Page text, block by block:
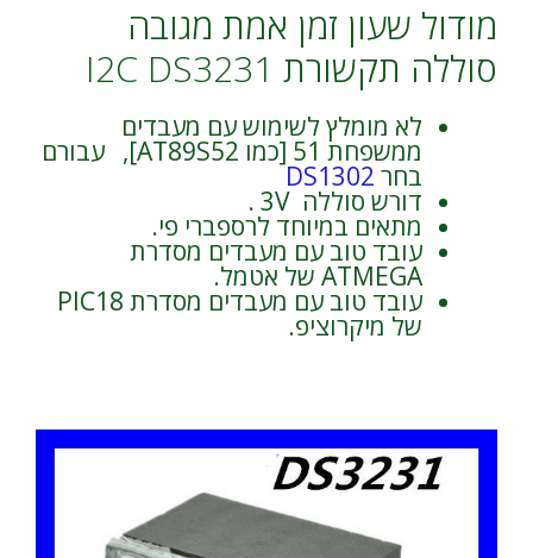
מודול שעון זמן אמת מגובה
סוללה תקשורת I2C DS3231
לא מומלץ לשימוש עם מעבדים
ממשפחת 51 [כמו AT89S52], עבורם
בחר DS1302
דורש סוללה 3V .
מתאים במיוחד לרספברי פי.
עובד טוב עם מעבדים מסדרת
ATMEGA של אטמל.
עובד טוב עם מעבדים מסדרת PIC18
של מיקרוציפ.